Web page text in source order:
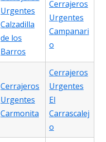
Urgentes
Calzadilla
de los
Barros
Cerrajeros
Urgentes
Campanari
o
Cerrajeros
Urgentes
Carmonita
Cerrajeros
Urgentes
El
Carrascalej
o